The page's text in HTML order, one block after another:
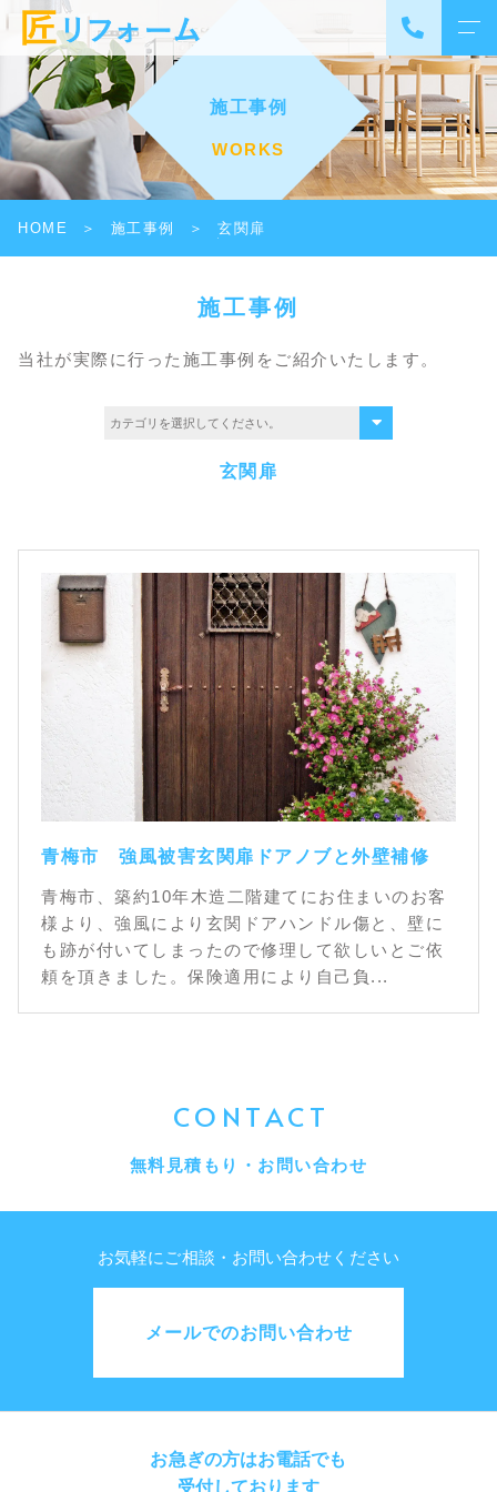
施工事例
WORKS
HOME 施工事例 玄関扉
施工事例
当社が実際に行った施工事例をご紹介いたします。
玄関扉
青梅市 強風被害玄関扉ドアノブと外壁補修
青梅市、築約10年木造二階建てにお住まいのお客
様より、強風により玄関ドアハンドル傷と、壁に
も跡が付いてしまったので修理して欲しいとご依
頼を頂きました。保険適用により自己負...
CONTACT
無料見積もり・お問い合わせ
お気軽にご相談・お問い合わせください
メールでのお問い合わせ
お急ぎの方はお電話でも
受付しております